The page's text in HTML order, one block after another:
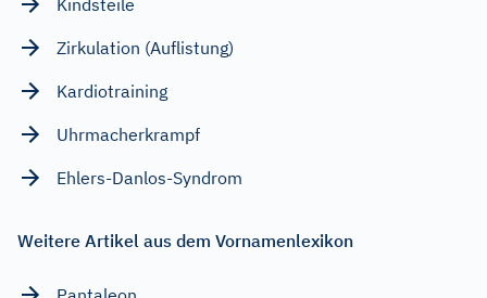
Zirkulation (Auflistung)
Kardiotraining
Uhrmacherkrampf
Ehlers-Danlos-Syndrom
Weitere Artikel aus dem Vornamenlexikon